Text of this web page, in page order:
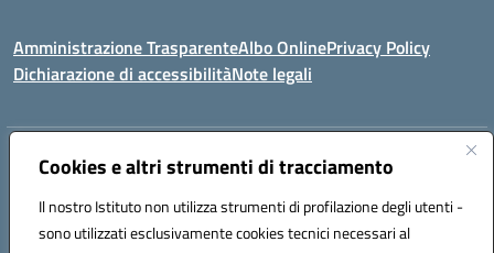
Cookies e altri strumenti di tracciamento
Il nostro Istituto non utilizza strumenti di profilazione degli utenti -
sono utilizzati esclusivamente cookies tecnici necessari al
Amministrazione TrasparenteAlbo OnlinePrivacy Policy
Dichiarazione di accessibilitàNote legali
Indirizzo:Via Coniugi Crigna – Cap. 89861 – Tropea (VV)
Posta elettronica certificata (PEC):vvic82200d@pec.istruzione.it
Codice fiscale: 96012410799